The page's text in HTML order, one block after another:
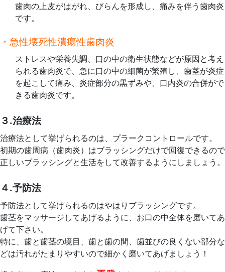
歯肉の上皮がはがれ、びらんを形成し、痛みを伴う歯肉炎
です。
・急性壊死性潰瘍性歯肉炎
ストレスや栄養失調、口の中の衛生状態などが原因と考え
られる歯肉炎で、急に口の中の細菌が繁殖し、歯茎が炎症
を起こして痛み、炎症部分の黒ずみや、口内炎の合併がで
きる歯肉炎です。
３.治療法
治療法として挙げられるのは、プラークコントロールです。
初期の歯周病（歯肉炎）はブラッシングだけで回復できるので
正しいブラッシングと生活をして改善するようにしましょう。
４.予防法
予防法として挙げられるのはやはりブラッシングです。
歯茎をマッサージしてあげるように、お口の中全体を磨いてあ
げて下さい。
特に、歯と歯茎の境目、歯と歯の間、歯並びの良くない部分な
どは汚れがたまりやすいので細かく磨いてあげましょう！